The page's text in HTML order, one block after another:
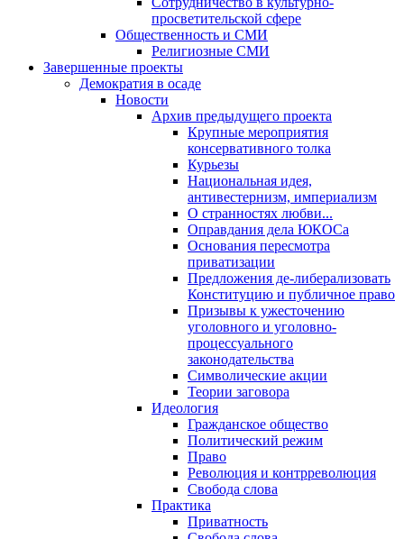
просветительской сфере
Общественность и СМИ
Религиозные СМИ
Завершенные проекты
Демократия в осаде
Новости
Архив предыдущего проекта
Крупные мероприятия
консервативного толка
Курьезы
Национальная идея,
антивестернизм, империализм
О странностях любви...
Оправдания дела ЮКОСа
Основания пересмотра
приватизации
Предложения де-либерализовать
Конституцию и публичное право
Призывы к ужесточению
уголовного и уголовно-
процессуального
законодательства
Символические акции
Теории заговора
Идеология
Гражданское общество
Политический режим
Право
Революция и контрреволюция
Свобода слова
Практика
Приватность